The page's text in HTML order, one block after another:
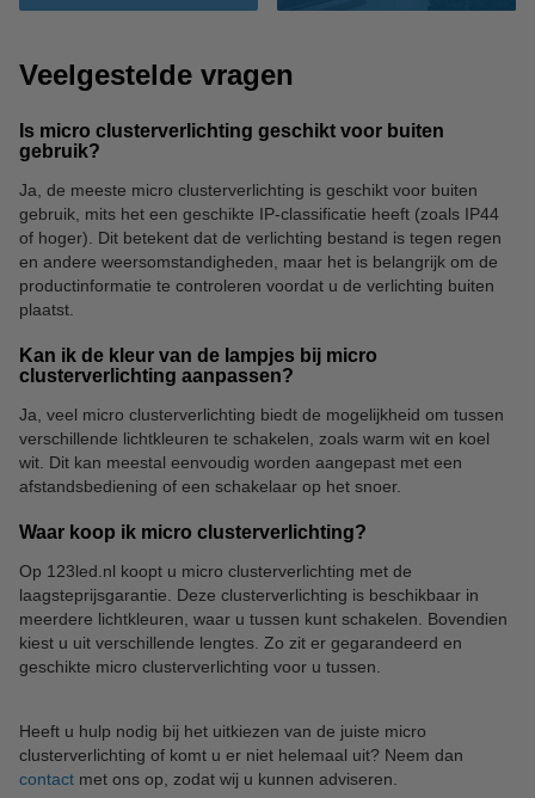
Veelgestelde vragen
Is micro clusterverlichting geschikt voor buiten
gebruik?
Ja, de meeste micro clusterverlichting is geschikt voor buiten
gebruik, mits het een geschikte IP-classificatie heeft (zoals IP44
of hoger). Dit betekent dat de verlichting bestand is tegen regen
en andere weersomstandigheden, maar het is belangrijk om de
productinformatie te controleren voordat u de verlichting buiten
plaatst.
Kan ik de kleur van de lampjes bij micro
clusterverlichting aanpassen?
Ja, veel micro clusterverlichting biedt de mogelijkheid om tussen
verschillende lichtkleuren te schakelen, zoals warm wit en koel
wit. Dit kan meestal eenvoudig worden aangepast met een
afstandsbediening of een schakelaar op het snoer.
Waar koop ik micro clusterverlichting?
Op 123led.nl koopt u micro clusterverlichting met de
laagsteprijsgarantie. Deze clusterverlichting is beschikbaar in
meerdere lichtkleuren, waar u tussen kunt schakelen. Bovendien
kiest u uit verschillende lengtes. Zo zit er gegarandeerd en
geschikte micro clusterverlichting voor u tussen.
Heeft u hulp nodig bij het uitkiezen van de juiste micro
clusterverlichting of komt u er niet helemaal uit? Neem dan
contact met ons op, zodat wij u kunnen adviseren.